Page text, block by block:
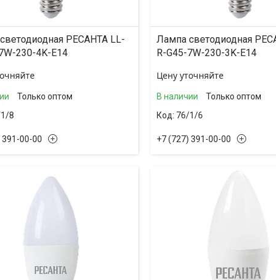
РЕСАНТА LL-
230-4K-E14
Только оптом
8
391-00-00
Лампа светодиодная
R-G45-7W-230-3K-E14
Цену уточняйте
В наличии
Только оптом
76/1/6
+7 (727) 391-00-00